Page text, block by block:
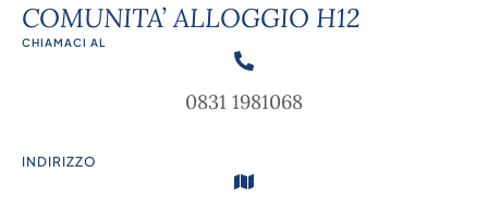
COMUNITA’ ALLOGGIO H12
INDIRIZZO
CHIAMACI AL
0831 1981068